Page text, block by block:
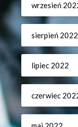
wrzesień
sierpień 2022
lipiec 2022
czerwiec